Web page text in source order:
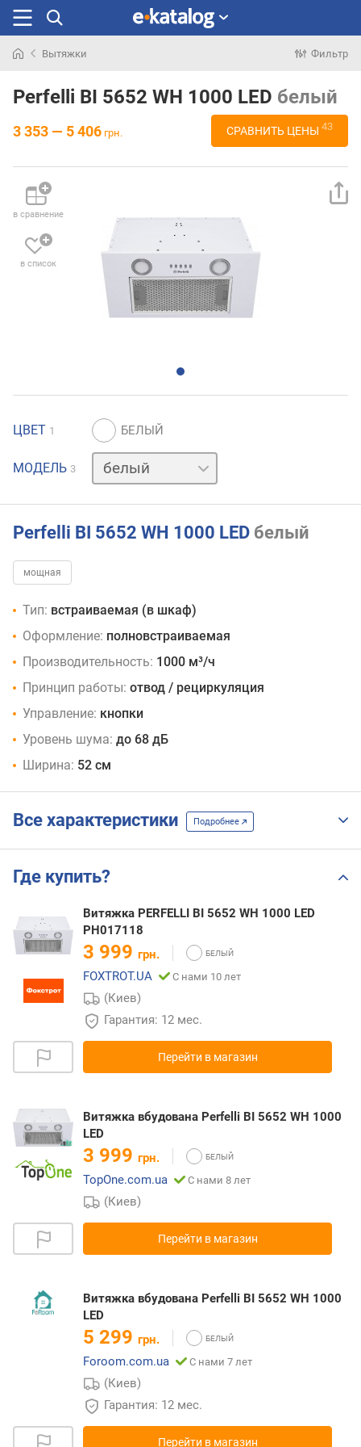
раньше
Вытяжки Фильтр
Perfelli BI 5652 WH 1000 LED белый
3 353 — 5 406 грн. СРАВНИТЬ ЦЕНЫ 43
в сравнение
в список
ЦВЕТ 1
МОДЕЛЬ 3
нержавейка
черный
Perfelli BI 5652 WH 1000 LED белый
мощная
Тип: встраиваемая (в шкаф)
Оформление: полновстраиваемая
Производительность: 1000 м³/ч
Принцип работы: отвод / рециркуляция
Управление: кнопки
Уровень шума: до 68 дБ
Ширина: 52 см
Все характеристики Подробнее
Где купить?
Витяжка PERFELLI BI 5652 WH 1000 LED
РН017118
3 999 грн.
FOXTROT.UA
С нами 10 лет
(Киев)
Гарантия: 12 мес.
Перейти в магазин
Витяжка вбудована Perfelli BI 5652 WH 1000
LED
3 999 грн.
TopOne.com.ua
С нами 8 лет
(Киев)
Перейти в магазин
Витяжка вбудована Perfelli BI 5652 WH 1000
LED
5 299 грн.
Foroom.com.ua
С нами 7 лет
(Киев)
Гарантия: 12 мес.
Перейти в магазин